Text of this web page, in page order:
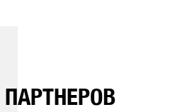
ПАРТНЕРОВ